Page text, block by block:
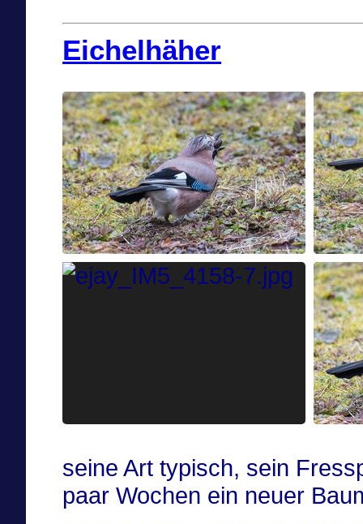
Eichelhäher
seine Art typisch, sein
paar Wochen ein neuer